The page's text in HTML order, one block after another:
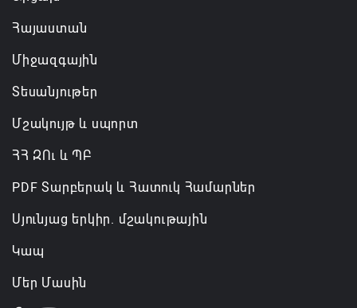
Հայաստան
Միջազգային
Տեսանյութեր
Մշակույթ և սպորտ
ՀՀ ԶՈւ և ՊԲ
PDF Տարբերակ և Հատուկ Համարներ
Սյունյաց երկիր. մշակութային
Կապ
Մեր Մասին